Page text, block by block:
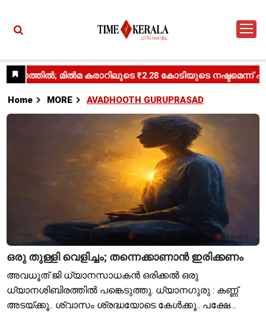
Home MORE AVADHOOTH GURUPRASAD
ഒരു തുള്ളി വെളിച്ചം; തന്നെക്കാണാൻ ഇരിക്കണം
അവധൂത് ജി ധ്യാനസാധകൻ ഒരിക്കൽ ഒരു
ധ്യാനശിബിരത്തിൽ പങ്കെടുത്തു. ധ്യാനഗുരു : കണ്ണ്
അടയ്ക്കൂ.. ശ്വാസം ശ്രദ്ധയോടെ കേൾക്കൂ.. പക്ഷേ